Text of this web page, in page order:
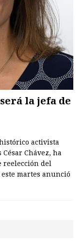
la jefa de
activista
Chávez, ha
reelección del
este martes anunció